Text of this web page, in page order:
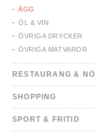
ÄGG
ÖL & VIN
ÖVRIGA DRYCKER
ÖVRIGA MATVAROR
RESTAURANG &
SHOPPING
SPORT & FRITID